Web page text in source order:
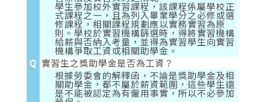
學生參加校外實習課程，該課程係屬學校正
式課程之一，且為列入畢業學分之必修或選
修課程，相關課程規劃應以實務實習為原
則。學校於實習機構篩選時，得將實習機構
給薪與否納入考量，並得為實習學生向實習
機構爭取工資或相關助學金。
Q 實習生之獎助學金是否為工資？
根據勞委會的解釋函，不論是獎助學金及相
關助學金，都不屬於薪資範圍，這些學生還
是不能被認定為有僱用事實，所以不必參加